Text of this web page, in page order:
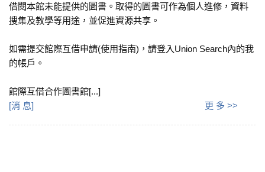
借閱本館未能提供的圖書。取得的圖書可作為個人進修，資料
搜集及教學等用途，並促進資源共享。
如需提交館際互借申請(使用指南)，請登入Union Search內的我
的帳戶。
館際互借合作圖書館[...]
[消 息] 更 多 >>